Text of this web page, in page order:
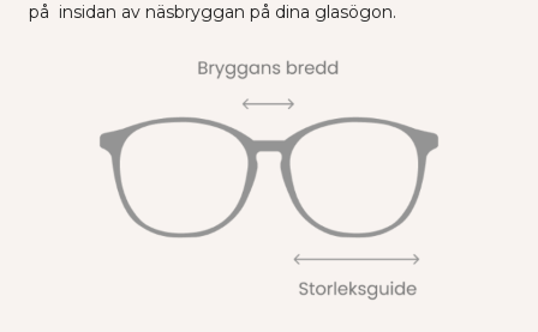
på insidan av näsbryggan på dina glasögon.